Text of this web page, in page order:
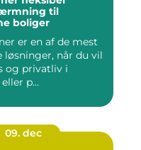
til
boliger
er en af de mest
løsninger, når du vil
og privatliv i
p...
09. dec